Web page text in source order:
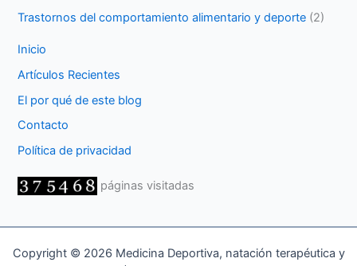
Trastornos del comportamiento alimentario y deporte (2)
Inicio
Artículos Recientes
El por qué de este blog
Contacto
Política de privacidad
páginas visitadas
Copyright © 2026 Medicina Deportiva, natación terapéutica y